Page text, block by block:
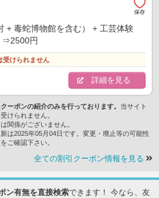
+ 毒蛇博物館を含む） + 工芸体験
⇒2500円
詳細を見る
受けられません
ーポンの紹介のみを行っております。 当サイト
けられません。
関係がございません。
は2025年05月04日です。変更・廃止等の可能性
ご確認下さい。
全ての割引クーポン情報を見る
ン有無を直接検索できます！ 今なら、友